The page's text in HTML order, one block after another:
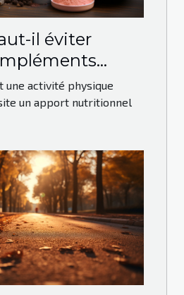
il éviter
dans la
?
une activité physique
un apport nutritionnel